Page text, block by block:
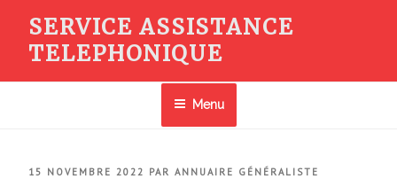
contenu
SERVICE ASSISTANCE
TELEPHONIQUE
Menu
PUBLIÉ
15 NOVEMBRE 2022 PAR ANNUAIRE GÉNÉRALISTE